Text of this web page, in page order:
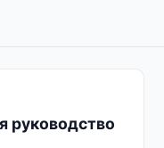
руководство